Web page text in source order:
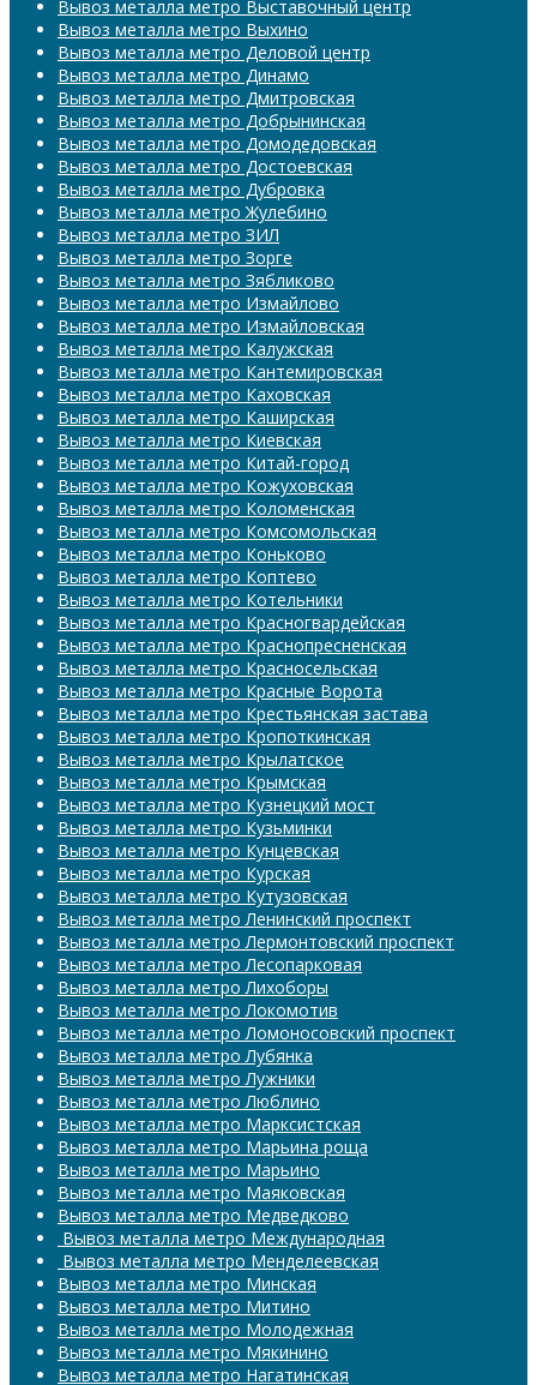
Вывоз металла метро Выставочный центр
Вывоз металла метро Выхино
Вывоз металла метро Деловой центр
Вывоз металла метро Динамо
Вывоз металла метро Дмитровская
Вывоз металла метро Добрынинская
Вывоз металла метро Домодедовская
Вывоз металла метро Достоевская
Вывоз металла метро Дубровка
Вывоз металла метро Жулебино
Вывоз металла метро ЗИЛ
Вывоз металла метро Зорге
Вывоз металла метро Зябликово
Вывоз металла метро Измайлово
Вывоз металла метро Измайловская
Вывоз металла метро Калужская
Вывоз металла метро Кантемировская
Вывоз металла метро Каховская
Вывоз металла метро Каширская
Вывоз металла метро Киевская
Вывоз металла метро Китай-город
Вывоз металла метро Кожуховская
Вывоз металла метро Коломенская
Вывоз металла метро Комсомольская
Вывоз металла метро Коньково
Вывоз металла метро Коптево
Вывоз металла метро Котельники
Вывоз металла метро Красногвардейская
Вывоз металла метро Краснопресненская
Вывоз металла метро Красносельская
Вывоз металла метро Красные Ворота
Вывоз металла метро Крестьянская застава
Вывоз металла метро Кропоткинская
Вывоз металла метро Крылатское
Вывоз металла метро Крымская
Вывоз металла метро Кузнецкий мост
Вывоз металла метро Кузьминки
Вывоз металла метро Кунцевская
Вывоз металла метро Курская
Вывоз металла метро Кутузовская
Вывоз металла метро Ленинский проспект
Вывоз металла метро Лермонтовский проспект
Вывоз металла метро Лесопарковая
Вывоз металла метро Лихоборы
Вывоз металла метро Локомотив
Вывоз металла метро Ломоносовский проспект
Вывоз металла метро Лубянка
Вывоз металла метро Лужники
Вывоз металла метро Люблино
Вывоз металла метро Марксистская
Вывоз металла метро Марьина роща
Вывоз металла метро Марьино
Вывоз металла метро Маяковская
Вывоз металла метро Медведково
​​​​​​​ Вывоз металла метро Международная
​​​​​​​ Вывоз металла метро Менделеевская
Вывоз металла метро Минская
Вывоз металла метро Митино
Вывоз металла метро Молодежная
Вывоз металла метро Мякинино
Вывоз металла метро Нагатинская